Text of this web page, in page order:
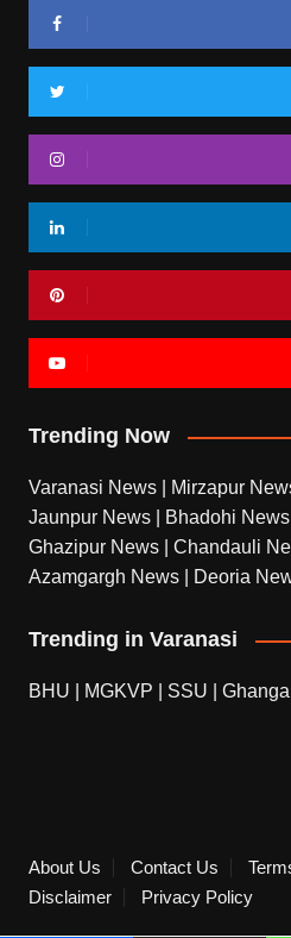
Trending Now
Varanasi News Mirzapur
Jaunpur News
Bhadohi News
Ghazipur News
Chandauli
Azamgargh News
Deoria
Trending in Varanasi
BHU MGKVP SSU
About Us Contact Us
Disclaimer
Privacy Policy